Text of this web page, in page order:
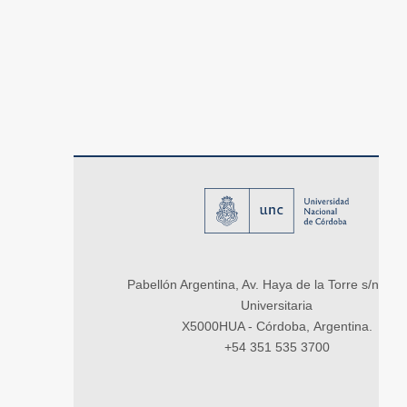
Pabellón Argentina, Av. Haya de la Torre s/n,
Universitaria
X5000HUA - Córdoba, Argentina.
+54 351 535 3700